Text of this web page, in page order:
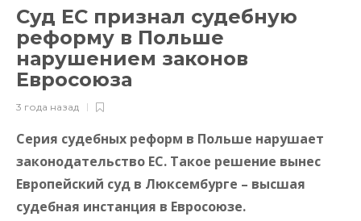
Суд ЕС признал судебную
реформу в Польше
нарушением законов
Евросоюза
3 года назад
Серия судебных реформ в Польше нарушает
законодательство ЕС. Такое решение вынес
Европейский суд в Люксембурге – высшая
судебная инстанция в Евросоюзе.